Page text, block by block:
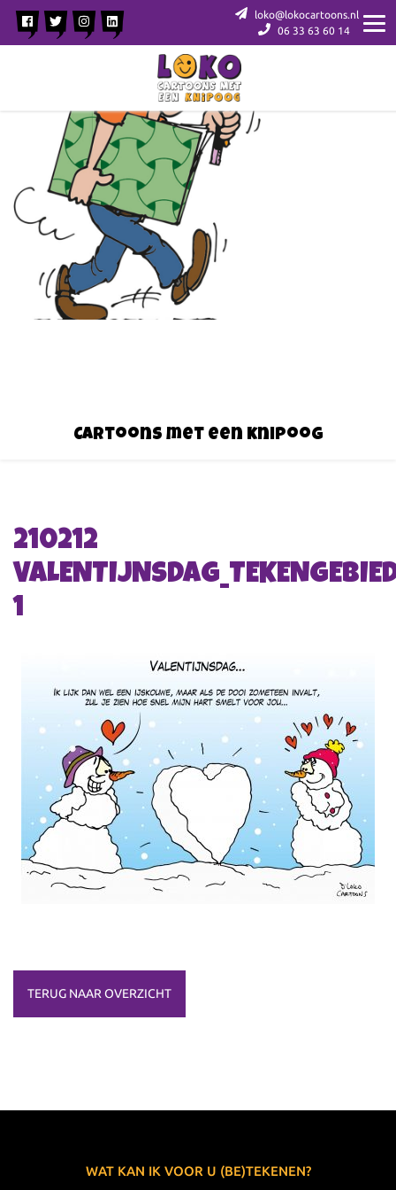
loko@lokocartoons.nl
06 33 63 60 14
Cartoons met een knipoog
210212
1
TERUG NAAR OVERZICHT
WAT KAN IK VOOR U (BE)TEKENEN?